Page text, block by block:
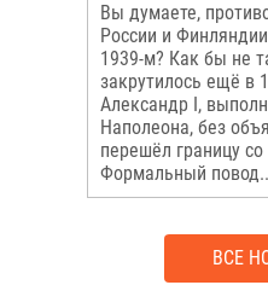
Вы думаете,
России и
1939-м? Как бы не
закрутилось ещё в
Александр I,
Наполеона, без
перешёл границу
Формальный
ВСЕ